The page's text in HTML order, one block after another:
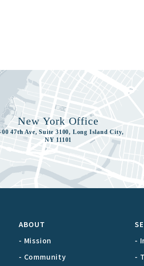
New York Office
00 47th Ave, Suite 3100, Long Island City,
NY 11101
ABOUT
- Mission
- Community
-
-